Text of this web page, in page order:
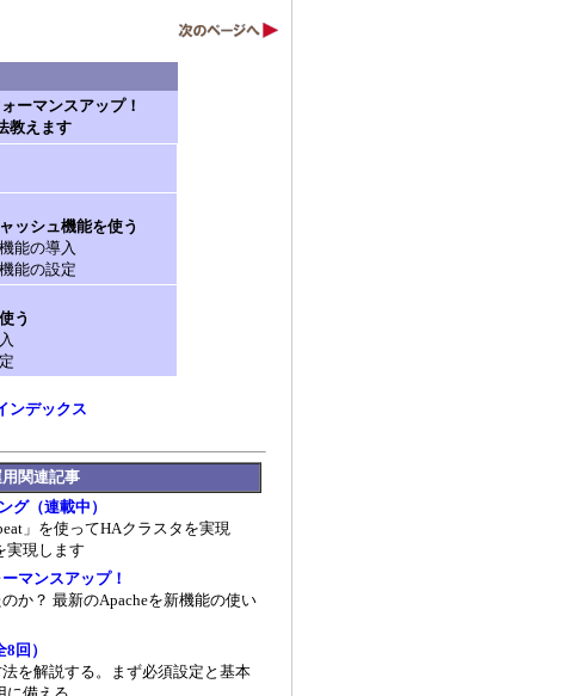
ーマンスアップ！
教えます
ッシュ機能を使う
能の導入
能の設定
う
ンデックス
関連記事
グ（連載中）
」を使ってHAクラスタを実現
実現します
マンスアップ！
か？ 最新のApacheを新機能の使い
回）
を解説する。まず必須設定と基本